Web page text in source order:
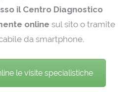
il Centro Diagnostico
online sul sito o tramite
da smartphone.
le visite specialistiche